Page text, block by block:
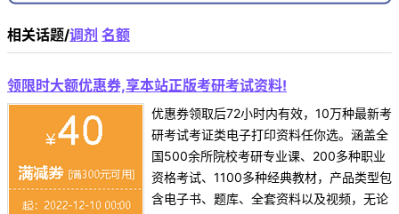
相关话题/调剂 名额
领限时大额优惠券,享本站正版考研考试资料!
优惠券领取后72小时内有效，10万种最新考
研考试考证类电子打印资料任你选。涵盖全
国500余所院校考研专业课、200多种职业
资格考试、1100多种经典教材，产品类型包
含电子书、题库、全套资料以及视频，无论